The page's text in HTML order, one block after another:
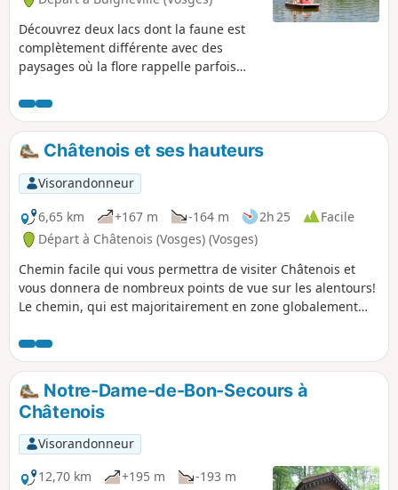
Découvrez deux lacs dont la faune est
complètement différente avec des
paysages où la flore rappelle parfois
Châtenois et ses hauteurs
Visorandonneur
6,65 km
+167 m -164 m 2h 25
Facile
Départ à Châtenois (Vosges) (Vosges)
Chemin facile qui vous permettra de visiter Châtenois et
vous donnera de nombreux points de vue sur les alentours!
Le chemin, qui est majoritairement en zone globalement
plaine des Vosges.
Notre-Dame-de-Bon-Secours à
Châtenois
Visorandonneur
12,70 km
+195 m
-193 m